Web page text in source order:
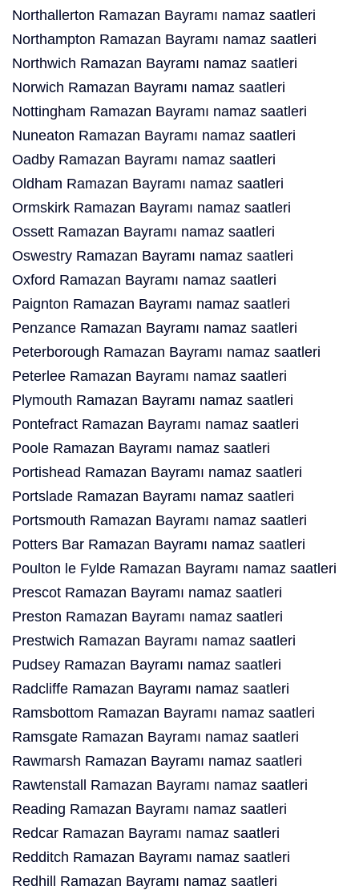
Northallerton Ramazan Bayramı namaz saatleri
Northampton Ramazan Bayramı namaz saatleri
Northwich Ramazan Bayramı namaz saatleri
Norwich Ramazan Bayramı namaz saatleri
Nottingham Ramazan Bayramı namaz saatleri
Nuneaton Ramazan Bayramı namaz saatleri
Oadby Ramazan Bayramı namaz saatleri
Oldham Ramazan Bayramı namaz saatleri
Ormskirk Ramazan Bayramı namaz saatleri
Ossett Ramazan Bayramı namaz saatleri
Oswestry Ramazan Bayramı namaz saatleri
Oxford Ramazan Bayramı namaz saatleri
Paignton Ramazan Bayramı namaz saatleri
Penzance Ramazan Bayramı namaz saatleri
Peterborough Ramazan Bayramı namaz saatleri
Peterlee Ramazan Bayramı namaz saatleri
Plymouth Ramazan Bayramı namaz saatleri
Pontefract Ramazan Bayramı namaz saatleri
Poole Ramazan Bayramı namaz saatleri
Portishead Ramazan Bayramı namaz saatleri
Portslade Ramazan Bayramı namaz saatleri
Portsmouth Ramazan Bayramı namaz saatleri
Potters Bar Ramazan Bayramı namaz saatleri
Poulton le Fylde Ramazan Bayramı namaz saatleri
Prescot Ramazan Bayramı namaz saatleri
Preston Ramazan Bayramı namaz saatleri
Prestwich Ramazan Bayramı namaz saatleri
Pudsey Ramazan Bayramı namaz saatleri
Radcliffe Ramazan Bayramı namaz saatleri
Ramsbottom Ramazan Bayramı namaz saatleri
Ramsgate Ramazan Bayramı namaz saatleri
Rawmarsh Ramazan Bayramı namaz saatleri
Rawtenstall Ramazan Bayramı namaz saatleri
Reading Ramazan Bayramı namaz saatleri
Redcar Ramazan Bayramı namaz saatleri
Redditch Ramazan Bayramı namaz saatleri
Redhill Ramazan Bayramı namaz saatleri